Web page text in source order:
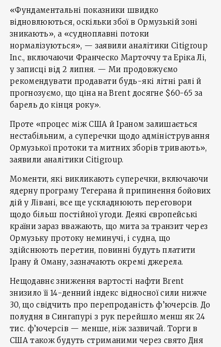
«Фундаментальні показники швидко
відновлюються, оскільки збої в Ормузькій зоні
зникають», а «судноплавні потоки
нормалізуються», — заявили аналітики Citigroup
Inc., включаючи Франческо Марточчу та Еріка Лі,
у записці від 2 липня. — Ми продовжуємо
рекомендувати продавати будь-які літні ралі й
прогнозуємо, що ціна на Brent досягне $60-65 за
барель до кінця року».
Проте «процес між США й Іраном залишається
нестабільним, а суперечки щодо адміністрування
Ормузької протоки та митних зборів тривають»,
заявили аналітики Citigroup.
Моменти, які викликають суперечки, включаючи
ядерну програму Тегерана й припинення бойових
дій у Лівані, все ще ускладнюють переговори
щодо більш постійної угоди. Деякі європейські
країни зараз вважають, що мита за транзит через
Ормузьку протоку неминучі, і судна, що
здійснюють перетин, повинні будуть платити
Ірану й Оману, зазначають окремі джерела.
Нещодавнє зниження вартості нафти Brent
знизило її 14-денний індекс відносної сили нижче
30, що свідчить про перепроданість ф’ючерсів. До
полудня в Сингапурі з рук перейшло менш як 24
тис. ф’ючерсів — менше, ніж зазвичай. Торги в
США також будуть стриманими через свято Дня